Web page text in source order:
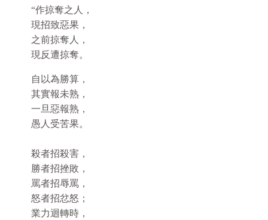
“作掠奪之人，
現招致惡果，
之前掠奪人，
現反遭掠奪。
自以為勝算，
其實報未熟，
一旦惡報熟，
愚人受苦果。
殺者招殺害，
勝者招挫敗，
罵者招辱罵，
怒者招忿怒；
業力迴轉時，